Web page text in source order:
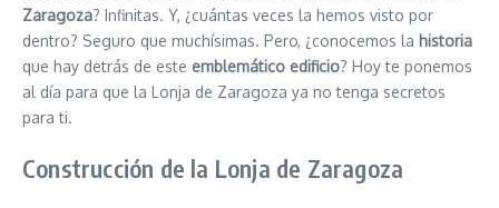
Zaragoza? Infinitas. Y, ¿cuántas veces la hemos visto por
dentro? Seguro que muchísimas. Pero, ¿conocemos la historia
que hay detrás de este emblemático edificio? Hoy te ponemos
al día para que la Lonja de Zaragoza ya no tenga secretos
para ti.
Construcción de la Lonja de Zaragoza